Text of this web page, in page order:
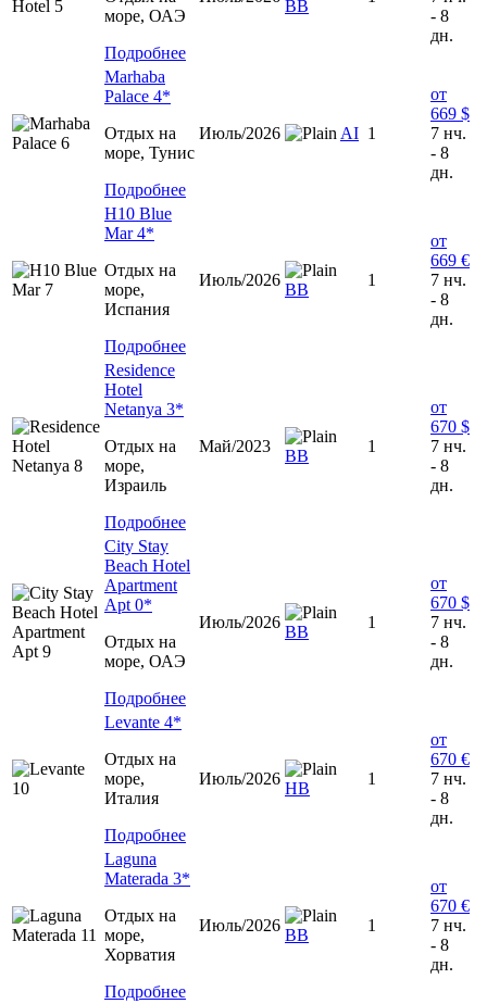
море, ОАЭ
Подробнее
ВВ
- 8
дн.
Marhaba
Palace 4*
Отдых на
море, Тунис
Подробнее
Июль/2026 AI 1
от
669 $
7 нч.
- 8
дн.
H10 Blue
Mar 4*
Отдых на
море,
Испания
Подробнее
Июль/2026
BB
1
от
669 €
7 нч.
- 8
дн.
Residence
Hotel
Netanya 3*
Отдых на
море,
Израиль
Подробнее
Май/2023
ВВ
1
от
670 $
7 нч.
- 8
дн.
City Stay
Beach Hotel
Apartment
Apt 0*
Отдых на
море, ОАЭ
Подробнее
Июль/2026
ВВ
1
от
670 $
7 нч.
- 8
дн.
Levante 4*
Отдых на
море,
Италия
Подробнее
Июль/2026
HВ
1
от
670 €
7 нч.
- 8
дн.
Laguna
Materada 3*
Отдых на
море,
Хорватия
Подробнее
Июль/2026
ВВ
1
от
670 €
7 нч.
- 8
дн.